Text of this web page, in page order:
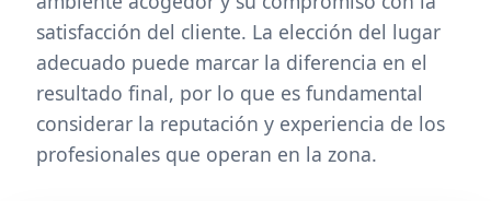
satisfacción del cliente. La elección del lugar
adecuado puede marcar la diferencia en el
resultado final, por lo que es fundamental
considerar la reputación y experiencia de los
profesionales que operan en la zona.